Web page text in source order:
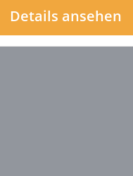
Details ansehen